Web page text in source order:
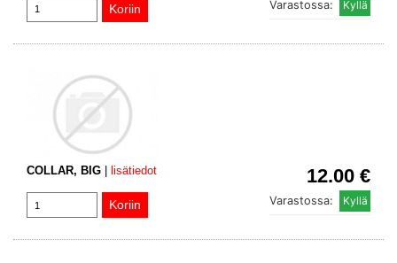
Varastossa:
12.00 €
COLLAR, BIG lisätiedot
Varastossa: